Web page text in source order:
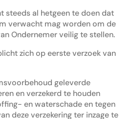
al hetgeen te doen dat
verwacht mag worden om de
Ondernemer veilig te stellen.
zich op eerste verzoek van
geleverde
en verzekerd te houden
en waterschade en tegen
deze verzekering ter inzage te